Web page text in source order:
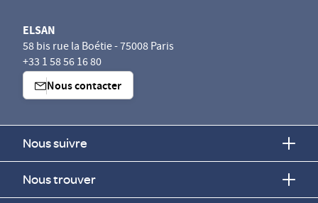
ELSAN
58 bis rue la Boétie - 75008 Paris
+33 1 58 56 16 80
Nous contacter
Nous suivre
Nous trouver